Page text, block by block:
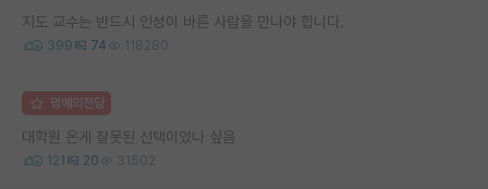
지도 교수는 반드시 인성이 바른 사람을 만나야 합니다.
399 74 118280
명예의전당
대학원 온게 잘못된 선택이었나 싶음
121 20 31502